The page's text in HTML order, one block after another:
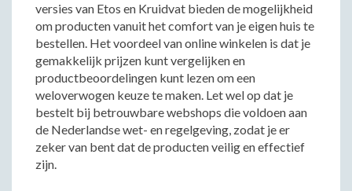
versies van Etos en Kruidvat bieden de mogelijkheid
om producten vanuit het comfort van je eigen huis te
bestellen. Het voordeel van online winkelen is dat je
gemakkelijk prijzen kunt vergelijken en
productbeoordelingen kunt lezen om een
weloverwogen keuze te maken. Let wel op dat je
bestelt bij betrouwbare webshops die voldoen aan
de Nederlandse wet- en regelgeving, zodat je er
zeker van bent dat de producten veilig en effectief
zijn.